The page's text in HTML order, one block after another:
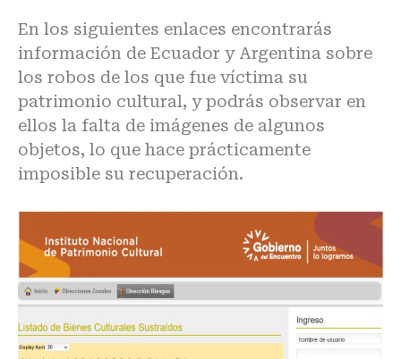
En los siguientes enlaces encontrarás
información de Ecuador y Argentina sobre
los robos de los que fue víctima su
patrimonio cultural, y podrás observar en
ellos la falta de imágenes de algunos
objetos, lo que hace prácticamente
imposible su recuperación.